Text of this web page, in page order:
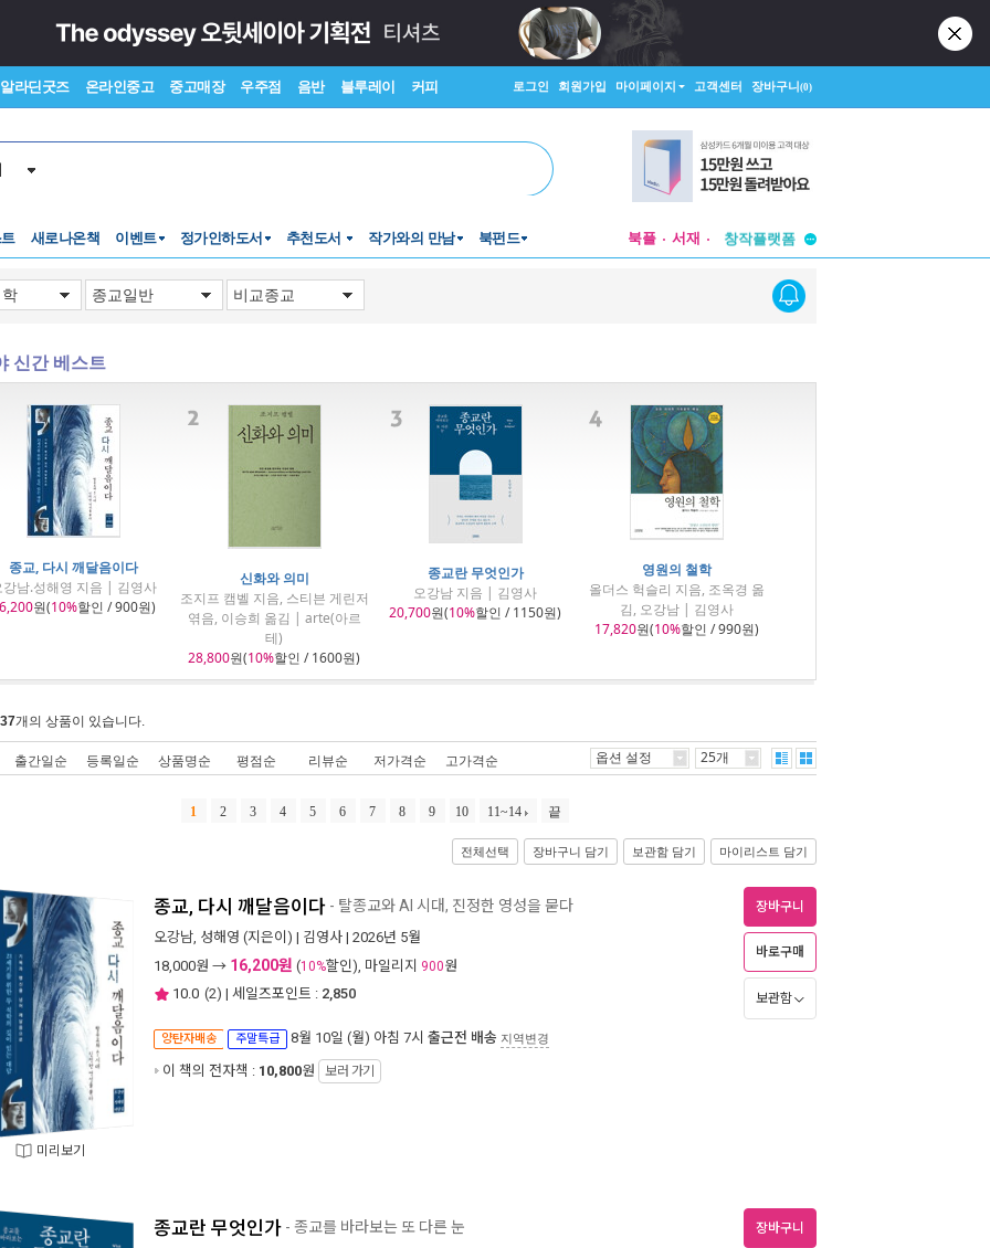
알라딘굿즈 온라인중고 중고매장 우주점 음반 블루레이 커피 로그인 회원가입 마이페이지 고객센터 장바구니(0)
새로나온책 이벤트 정가인하도서 추천도서 작가와의 만남 북펀드 북플 서재
창작플랫폼
신간 베스트
종교, 다시 깨달음이다
남.성해영 지음 | 김영사
원(10%할인 / 900원)
신화와 의미
조지프 캠벨 지음, 스티븐 게린저
엮음, 이승희 옮김 | arte(아르
테)
28,800원(10%할인 / 1600원)
종교란 무엇인가
오강남 지음 | 김영사
20,700원(10%할인 / 1150원)
영원의 철학
올더스 헉슬리 지음, 조옥경 옮
김, 오강남 | 김영사
17,820원(10%할인 / 990원)
개의 상품이 있습니다.
출간일순 등록일순 상품명순 평점순 리뷰순 저가격순 고가격순 옵션 설정 25개
1 2 3 4 5 6 7 8 9 10 11~14 끝
전체선택 장바구니 담기 보관함 담기 마이리스트 담기
미리보기
종교, 다시 깨달음이다 - 탈종교와 AI 시대, 진정한 영성을 묻다
오강남, 성해영 (지은이) | 김영사 | 2026년 5월
18,000원 → 16,200원 (10%할인), 마일리지 900원
10.0 (2) | 세일즈포인트 : 2,850
양탄자배송 주말특급 8월 10일 (월) 아침 7시 출근전 배송 지역변경
이 책의 전자책 : 10,800원 보러 가기
장바구니
바로구매
보관함
종교란 무엇인가 - 종교를 바라보는 또 다른 눈 장바구니